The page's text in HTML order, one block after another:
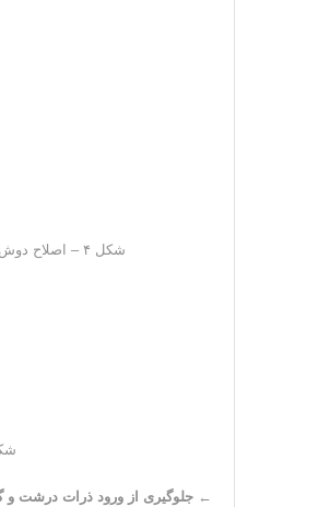
شکل ۴ – اصلاح دوش‌های کف شکن مخازن پمپ‌های انتقال کنسانتره نهایی و پرعیارکنی ثانویه (Cleaner)
شکل ۵ – مقایسه وضعیت
← جلوگیری از ورود ذرات درشت و